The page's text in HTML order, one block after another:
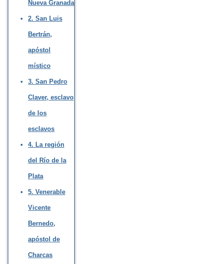
Nueva Granada
2. San Luis
Bertrán,
apóstol
místico
3. San Pedro
Claver, esclavo
de los
esclavos
4. La región
del Río de la
Plata
5. Venerable
Vicente
Bernedo,
apóstol de
Charcas